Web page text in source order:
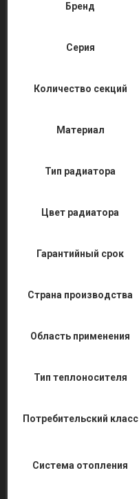
Бренд
Серия
Количество секций
Материал
Тип радиатора
Цвет радиатора
Гарантийный срок
Страна производства
Область применения
Тип теплоносителя
Потребительский класс
Система отопления